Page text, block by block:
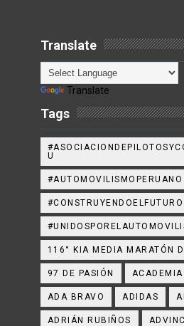
Translate
Translate
Tags
U
#AUTOMOVILISMOPERUANO
#CONSTRUYENDOELFUTURO
116° KIA MEDIA MARATÓN
97 DE PASIÓN
ADA BRAVO ADIDAS
ADRIÁN RUBIÑOS